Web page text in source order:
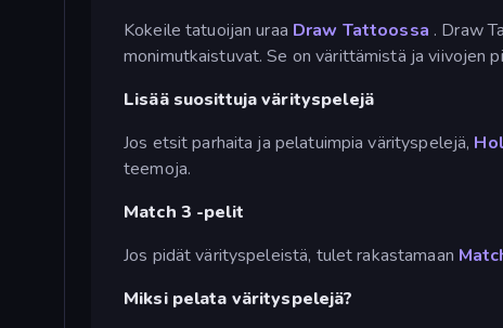
Kokeile tatuoijan uraa Draw Tattoossa . Draw
monimutkaistuvat. Se on värittämistä ja viivojen
Lisää suosittuja värityspelejä
Jos etsit parhaita ja pelatuimpia värityspelejä,
teemoja.
Match 3 -pelit
Jos pidät värityspeleistä, tulet rakastamaan
Miksi pelata värityspelejä?